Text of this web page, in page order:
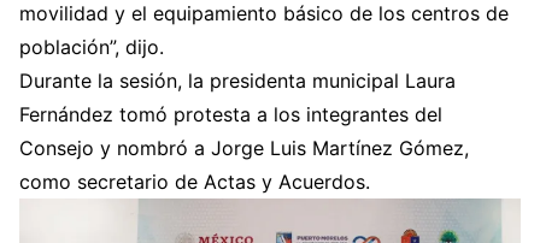
movilidad y el equipamiento básico de los centros de
población”, dijo.
Durante la sesión, la presidenta municipal Laura
Fernández tomó protesta a los integrantes del
Consejo y nombró a Jorge Luis Martínez Gómez,
como secretario de Actas y Acuerdos.